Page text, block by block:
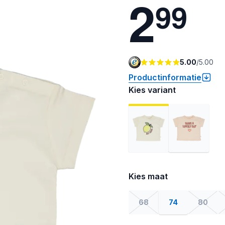
299
5.00/5.00
Productinformatie
Kies variant
Kies maat
68 74 80